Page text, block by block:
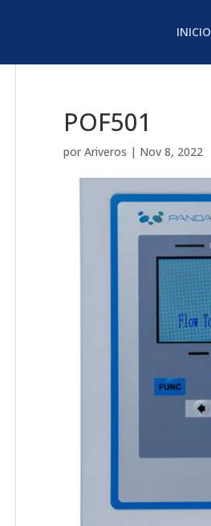
INICIO
POF501
por Ariveros | Nov 8, 2022